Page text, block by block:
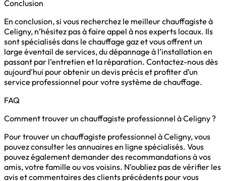
Conclusion
En conclusion, si vous recherchez le meilleur chauffagiste à
Celigny, n’hésitez pas à faire appel à nos experts locaux. Ils
sont spécialisés dans le chauffage gaz et vous offrent un
large éventail de services, du dépannage à l’installation en
passant par l’entretien et la réparation. Contactez-nous dès
aujourd’hui pour obtenir un devis précis et profiter d’un
service professionnel pour votre système de chauffage.
FAQ
Comment trouver un chauffagiste professionnel à Celigny ?
Pour trouver un chauffagiste professionnel à Celigny, vous
pouvez consulter les annuaires en ligne spécialisés. Vous
pouvez également demander des recommandations à vos
amis, votre famille ou vos voisins. N’oubliez pas de vérifier les
avis et commentaires des clients précédents pour vous